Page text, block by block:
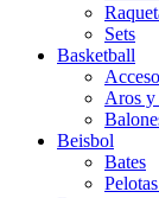
Sets
Basketball
Aros y
Beisbol
Bates